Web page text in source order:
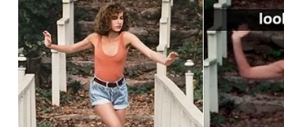
Weitere Informationen über